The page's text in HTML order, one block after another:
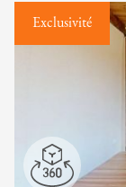
Exclusivité